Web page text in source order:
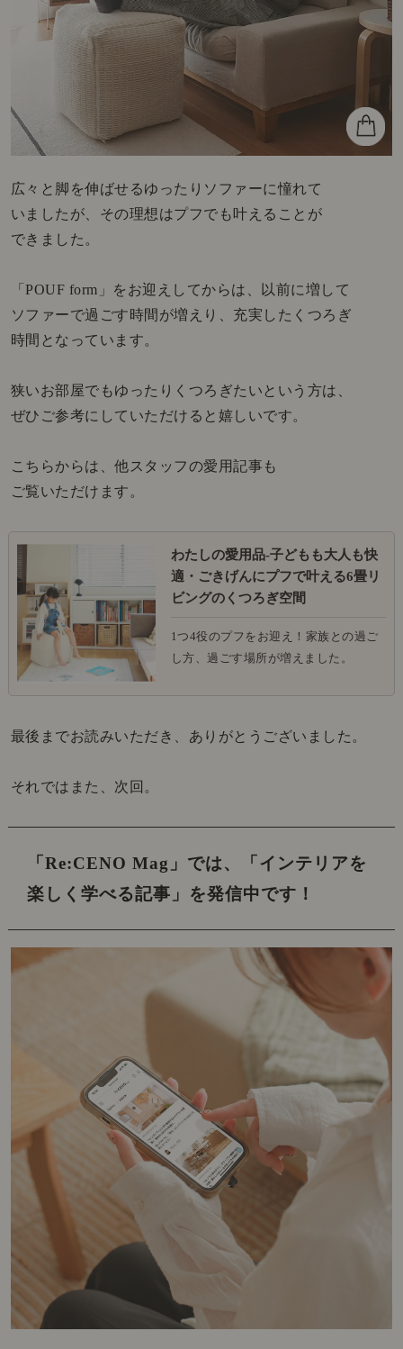
広々と脚を伸ばせるゆったりソファーに憧れて
いましたが、その理想はプフでも叶えることが
できました。
「POUF form」をお迎えしてからは、以前に増して
ソファーで過ごす時間が増えり、充実したくつろぎ
時間となっています。
狭いお部屋でもゆったりくつろぎたいという方は、
ぜひご参考にしていただけると嬉しいです。
こちらからは、他スタッフの愛用記事も
ご覧いただけます。
わたしの愛用品-子どもも大人も快
適・ごきげんにプフで叶える6畳リ
ビングのくつろぎ空間
1つ4役のプフをお迎え！家族との過ご
し方、過ごす場所が増えました。
最後までお読みいただき、ありがとうございました。
それではまた、次回。
「Re:CENO Mag」では、
「インテリアを
楽しく学べる記事」を発信中です！